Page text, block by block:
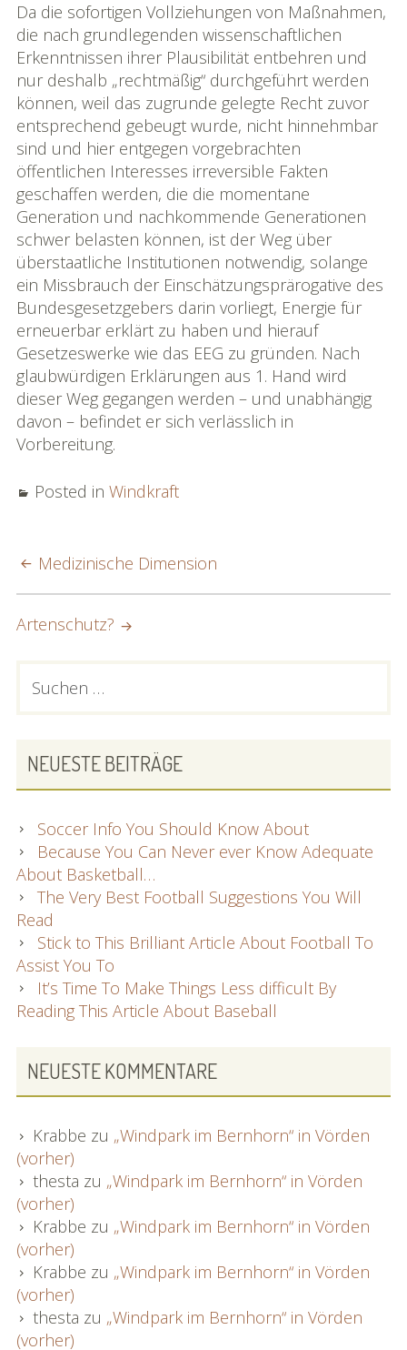
Da die sofortigen Vollziehungen von Maßnahmen,
die nach grundlegenden wissenschaftlichen
Erkenntnissen ihrer Plausibilität entbehren und
nur deshalb „rechtmäßig“ durchgeführt werden
können, weil das zugrunde gelegte Recht zuvor
entsprechend gebeugt wurde, nicht hinnehmbar
sind und hier entgegen vorgebrachten
öffentlichen Interesses irreversible Fakten
geschaffen werden, die die momentane
Generation und nachkommende Generationen
schwer belasten können, ist der Weg über
überstaatliche Institutionen notwendig, solange
ein Missbrauch der Einschätzungsprärogative des
Bundesgesetzgebers darin vorliegt, Energie für
erneuerbar erklärt zu haben und hierauf
Gesetzeswerke wie das EEG zu gründen. Nach
glaubwürdigen Erklärungen aus 1. Hand wird
dieser Weg gegangen werden – und unabhängig
davon – befindet er sich verlässlich in
Vorbereitung.
Posted in Windkraft
POST
NAVIGATION
Medizinische Dimension
Artenschutz?
PRIMARY
nach:
NEUESTE BEITRÄGE
Soccer Info You Should Know About
Because You Can Never ever Know Adequate
About Basketball…
The Very Best Football Suggestions You Will
Read
Stick to This Brilliant Article About Football To
Assist You To
It’s Time To Make Things Less difficult By
Reading This Article About Baseball
NEUESTE KOMMENTARE
Krabbe zu „Windpark im Bernhorn“ in Vörden
(vorher)
thesta zu „Windpark im Bernhorn“ in Vörden
(vorher)
Krabbe zu „Windpark im Bernhorn“ in Vörden
(vorher)
Krabbe zu „Windpark im Bernhorn“ in Vörden
(vorher)
thesta zu „Windpark im Bernhorn“ in Vörden
(vorher)